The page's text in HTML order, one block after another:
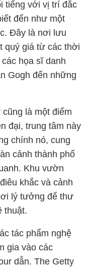
tiếng với vị trí đắc
đến như một
Đây là nơi lưu
quý giá từ các thời
họa sĩ danh
Gogh đến những
là một điểm
đại, trung tâm này
chính nó, cung
cảnh thành phố
Khu vườn
khắc và cảnh
lý tưởng để thư
thuật.
tác phẩm nghệ
gia vào các
dẫn. The Getty